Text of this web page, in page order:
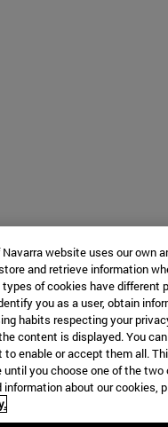
website uses our own
and retrieve information
of cookies have different
you as a user, obtain
habits respecting your
content is displayed. You
enable or accept them all.
you choose one of the two
information about our cookies,